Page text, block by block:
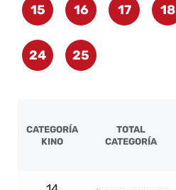
15 16 17 18
24 25
CATEGORÍA
KINO
TOTAL
CATEGORÍA